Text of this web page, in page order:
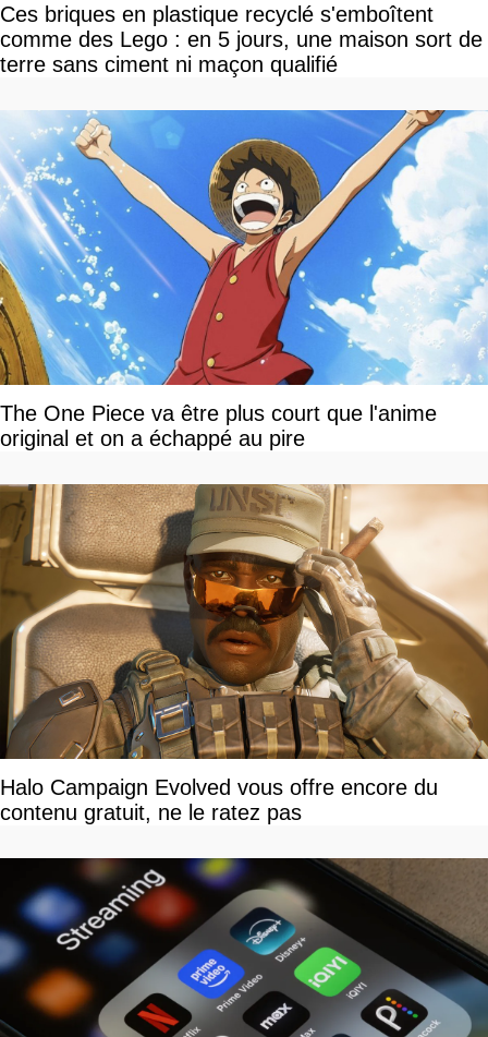
Ces briques en plastique recyclé s'emboîtent
comme des Lego : en 5 jours, une maison sort de
terre sans ciment ni maçon qualifié
The One Piece va être plus court que l'anime
original et on a échappé au pire
Halo Campaign Evolved vous offre encore du
contenu gratuit, ne le ratez pas